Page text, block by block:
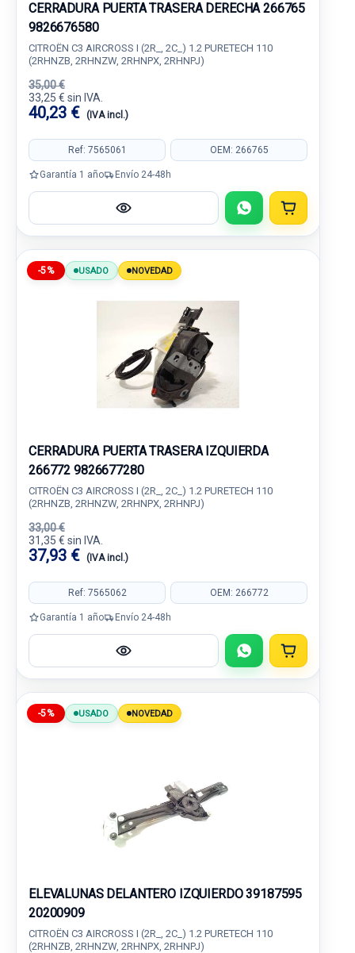
CERRADURA PUERTA TRASERA DERECHA 266765
9826676580
CITROËN C3 AIRCROSS I (2R_, 2C_) 1.2 PURETECH 110
(2RHNZB, 2RHNZW, 2RHNPX, 2RHNPJ)
35,00 €
33,25 € sin IVA.
40,23 € (IVA incl.)
Ref: 7565061 OEM: 266765
Garantía 1 año Envío 24-48h
-5% USADO NOVEDAD
CERRADURA PUERTA TRASERA IZQUIERDA
266772 9826677280
CITROËN C3 AIRCROSS I (2R_, 2C_) 1.2 PURETECH 110
(2RHNZB, 2RHNZW, 2RHNPX, 2RHNPJ)
33,00 €
31,35 € sin IVA.
37,93 € (IVA incl.)
Ref: 7565062 OEM: 266772
Garantía 1 año Envío 24-48h
-5% USADO NOVEDAD
ELEVALUNAS DELANTERO IZQUIERDO 39187595
20200909
CITROËN C3 AIRCROSS I (2R_, 2C_) 1.2 PURETECH 110
(2RHNZB, 2RHNZW, 2RHNPX, 2RHNPJ)